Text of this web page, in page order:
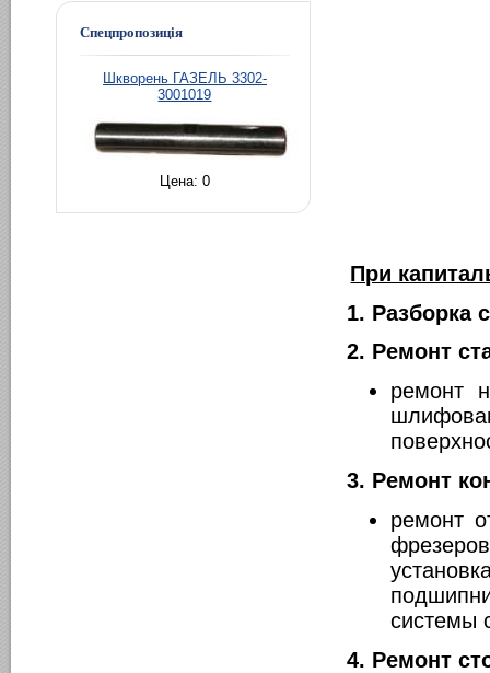
Спецпропозиція
Шкворень ГАЗЕЛЬ 3302-
3001019
Цена: 0
При
1. Разборка
2. Ремонт
ремонт
3. Ремонт
ремонт
системы
4. Ремонт